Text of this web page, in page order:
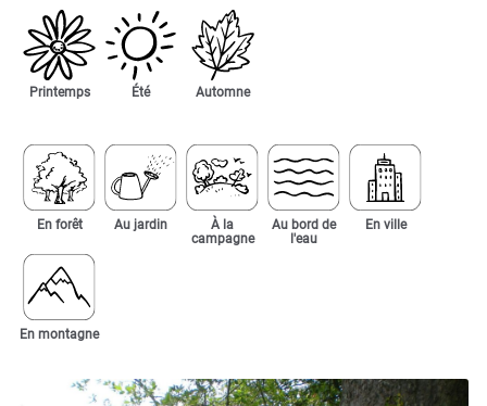
Printemps Été Automne
En forêt Au jardin
À la
campagne
Au bord de
l'eau
En ville
En montagne